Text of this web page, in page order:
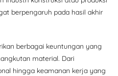
berpengaruh pada hasil akhir
berbagai keuntungan yang
material. Dari
hingga keamanan kerja yang